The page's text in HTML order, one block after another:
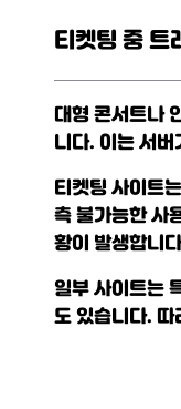
티켓팅 중 트
대형 콘서트나
니다. 이는 서
티켓팅 사이트
측 불가능한 사
황이 발생합니
일부 사이트는
도 있습니다.